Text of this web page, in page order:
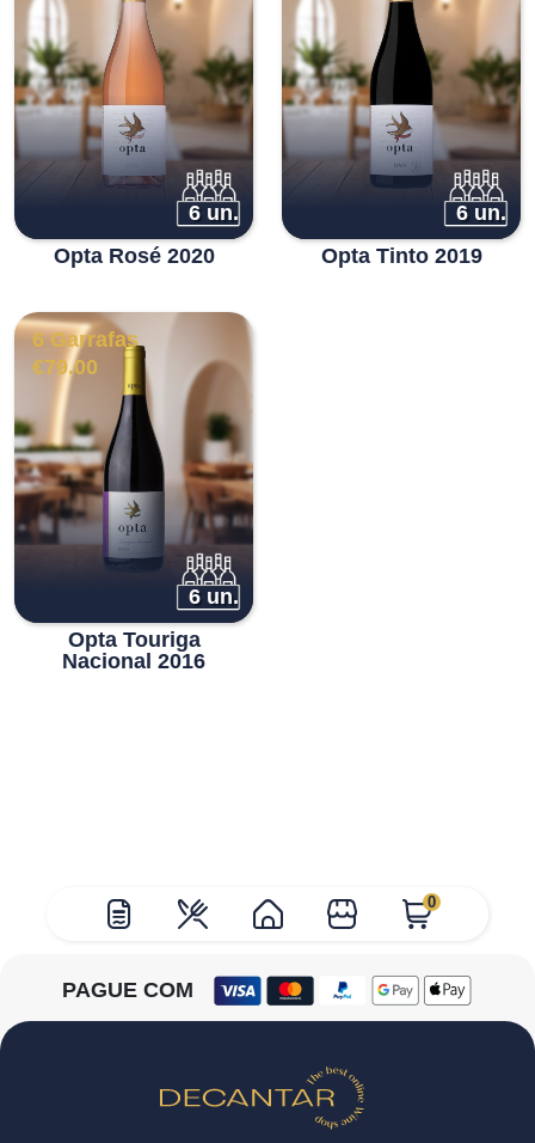
0
6 un.
Opta Rosé 2020
6 un.
Opta Tinto 2019
6 Garrafas
€79.00
6 un.
Opta Touriga
Nacional 2016
PAGUE COM